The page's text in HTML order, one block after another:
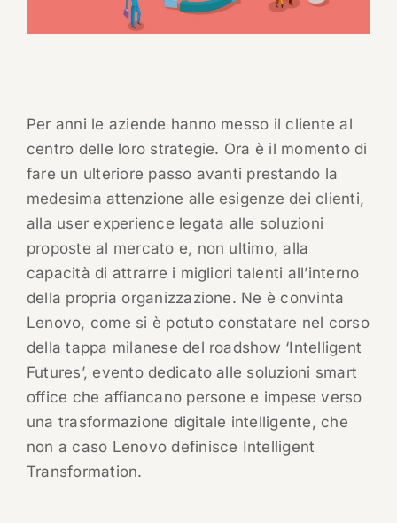
Per anni le aziende hanno messo il cliente al
centro delle loro strategie. Ora è il momento di
fare un ulteriore passo avanti prestando la
medesima attenzione alle esigenze dei clienti,
alla user experience legata alle soluzioni
proposte al mercato e, non ultimo, alla
capacità di attrarre i migliori talenti all’interno
della propria organizzazione. Ne è convinta
Lenovo, come si è potuto constatare nel corso
della tappa milanese del roadshow ‘Intelligent
Futures’, evento dedicato alle soluzioni smart
office che affiancano persone e impese verso
una trasformazione digitale intelligente, che
non a caso Lenovo definisce Intelligent
Transformation.